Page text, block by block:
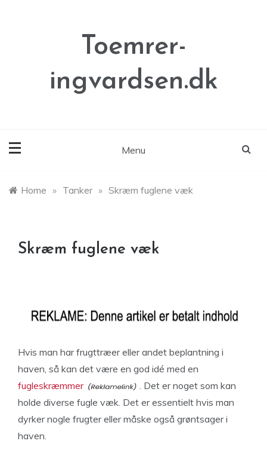
Toemrer-
ingvardsen.dk
Menu
Home » Tanker » Skræm fuglene væk
Skræm fuglene væk
Hvis man har frugttræer eller andet beplantning i
haven, så kan det være en god idé med en
fugleskræmmer
. Det er noget som kan
holde diverse fugle væk. Det er essentielt hvis man
dyrker nogle frugter eller måske også grøntsager i
haven.